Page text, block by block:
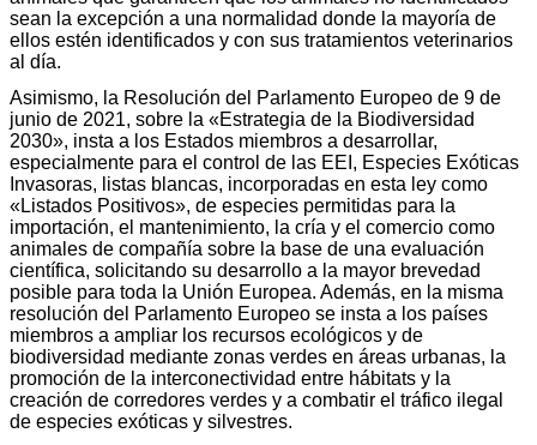
sean la excepción a una normalidad donde la mayoría de
ellos estén identificados y con sus tratamientos veterinarios
al día.
Asimismo, la Resolución del Parlamento Europeo de 9 de
junio de 2021, sobre la «Estrategia de la Biodiversidad
2030», insta a los Estados miembros a desarrollar,
especialmente para el control de las EEI, Especies Exóticas
Invasoras, listas blancas, incorporadas en esta ley como
«Listados Positivos», de especies permitidas para la
importación, el mantenimiento, la cría y el comercio como
animales de compañía sobre la base de una evaluación
científica, solicitando su desarrollo a la mayor brevedad
posible para toda la Unión Europea. Además, en la misma
resolución del Parlamento Europeo se insta a los países
miembros a ampliar los recursos ecológicos y de
biodiversidad mediante zonas verdes en áreas urbanas, la
promoción de la interconectividad entre hábitats y la
creación de corredores verdes y a combatir el tráfico ilegal
de especies exóticas y silvestres.